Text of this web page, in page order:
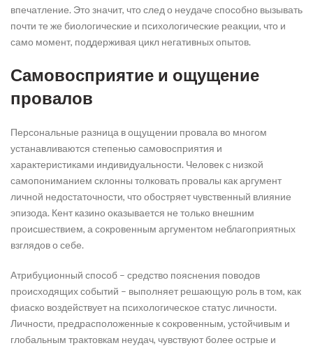
впечатление. Это значит, что след о неудаче способно вызывать
почти те же биологические и психологические реакции, что и
само момент, поддерживая цикл негативных опытов.
Самовосприятие и ощущение
провалов
Персональные разница в ощущении провала во многом
устанавливаются степенью самовосприятия и
характеристиками индивидуальности. Человек с низкой
самопониманием склонны толковать провалы как аргумент
личной недостаточности, что обостряет чувственный влияние
эпизода. Кент казино оказывается не только внешним
происшествием, а сокровенным аргументом неблагоприятных
взглядов о себе.
Атрибуционный способ – средство пояснения поводов
происходящих событий – выполняет решающую роль в том, как
фиаско воздействует на психологическое статус личности.
Личности, предрасположенные к сокровенным, устойчивым и
глобальным трактовкам неудач, чувствуют более острые и